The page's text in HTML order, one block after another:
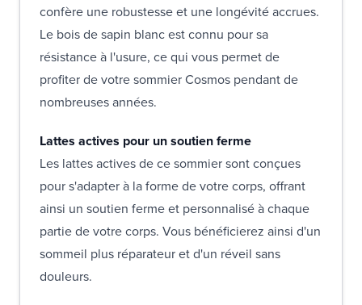
confère une robustesse et une longévité accrues.
Le bois de sapin blanc est connu pour sa
résistance à l'usure, ce qui vous permet de
profiter de votre sommier Cosmos pendant de
nombreuses années.
Lattes actives pour un soutien ferme
Les lattes actives de ce sommier sont conçues
pour s'adapter à la forme de votre corps, offrant
ainsi un soutien ferme et personnalisé à chaque
partie de votre corps. Vous bénéficierez ainsi d'un
sommeil plus réparateur et d'un réveil sans
douleurs.